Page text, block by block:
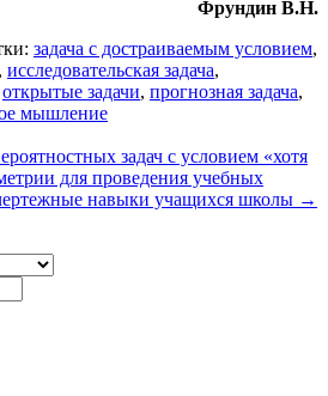
Фрундин В.Н.
задача с достраиваемым условием,
, исследовательская задача,
открытые задачи, прогнозная задача,
мышление
задач с условием «хотя
для проведения учебных
навыки учащихся школы →